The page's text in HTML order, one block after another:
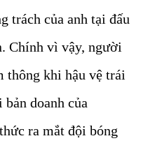
trách của anh tại đấu
Chính vì vậy, người
thông khi hậu vệ trái
doanh của
ra mắt đội bóng